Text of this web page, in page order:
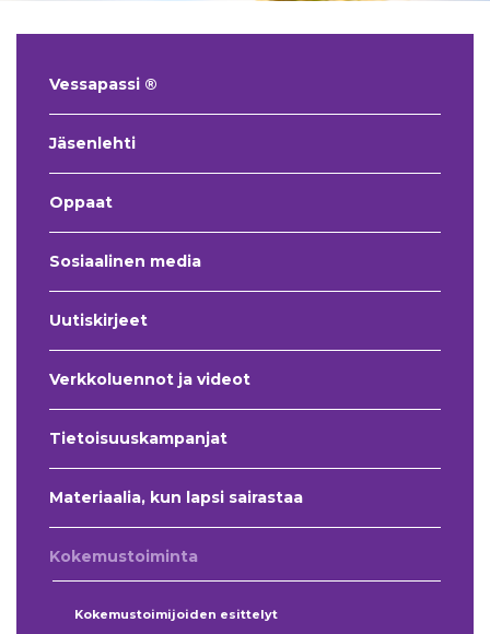
Vessapassi ®
Jäsenlehti
Oppaat
Sosiaalinen media
Uutiskirjeet
Verkkoluennot ja videot
Tietoisuuskampanjat
Materiaalia, kun lapsi sairastaa
Kokemustoiminta
Kokemustoimijoiden esittelyt